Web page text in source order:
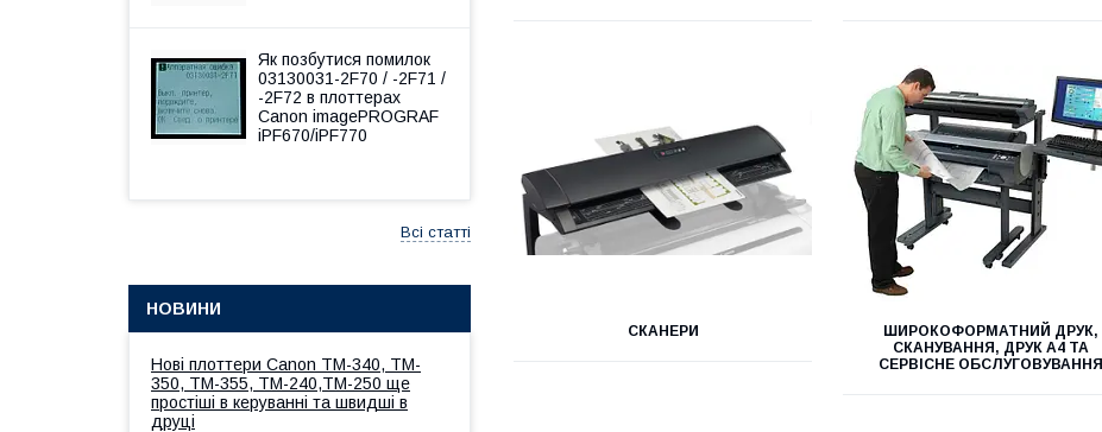
СКАНЕРИ
ШИРОКОФОРМАТНИЙ ДРУК,
СКАНУВАННЯ, ДРУК А4 ТА
СЕРВІСНЕ ОБСЛУГОВУВАННЯ
Як позбутися помилок
03130031-2F70 / -2F71 /
-2F72 в плоттерах
Canon imagePROGRAF
iPF670/iPF770
Всі статті
НОВИНИ
Нові плоттери Canon TM-340, TM-
350, TM-355, TM-240,ТМ-250 ще
простіші в керуванні та швидші в
друці